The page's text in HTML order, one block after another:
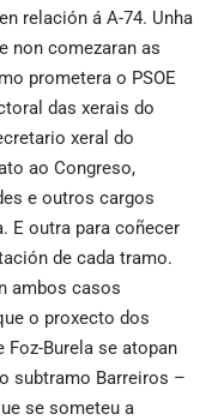
relación á A-74. Unha
non comezaran as
prometera o PSOE
das xerais do
xeral do
ao Congreso,
e outros cargos
E outra para coñecer
de cada tramo.
ambos casos
o proxecto dos
Foz-Burela se atopan
subtramo Barreiros –
se someteu a